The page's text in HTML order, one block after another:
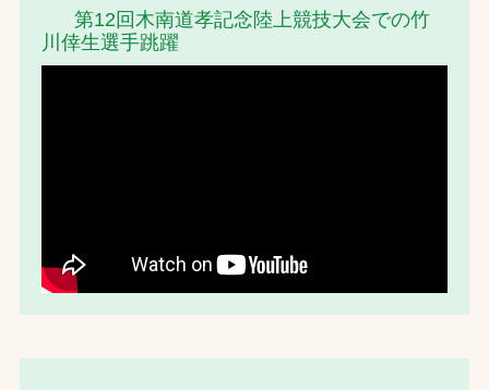
文字の見えづらさや操作にお困りの方へ
第12回木南道孝記念陸上競技大会での竹
川倖生選手跳躍